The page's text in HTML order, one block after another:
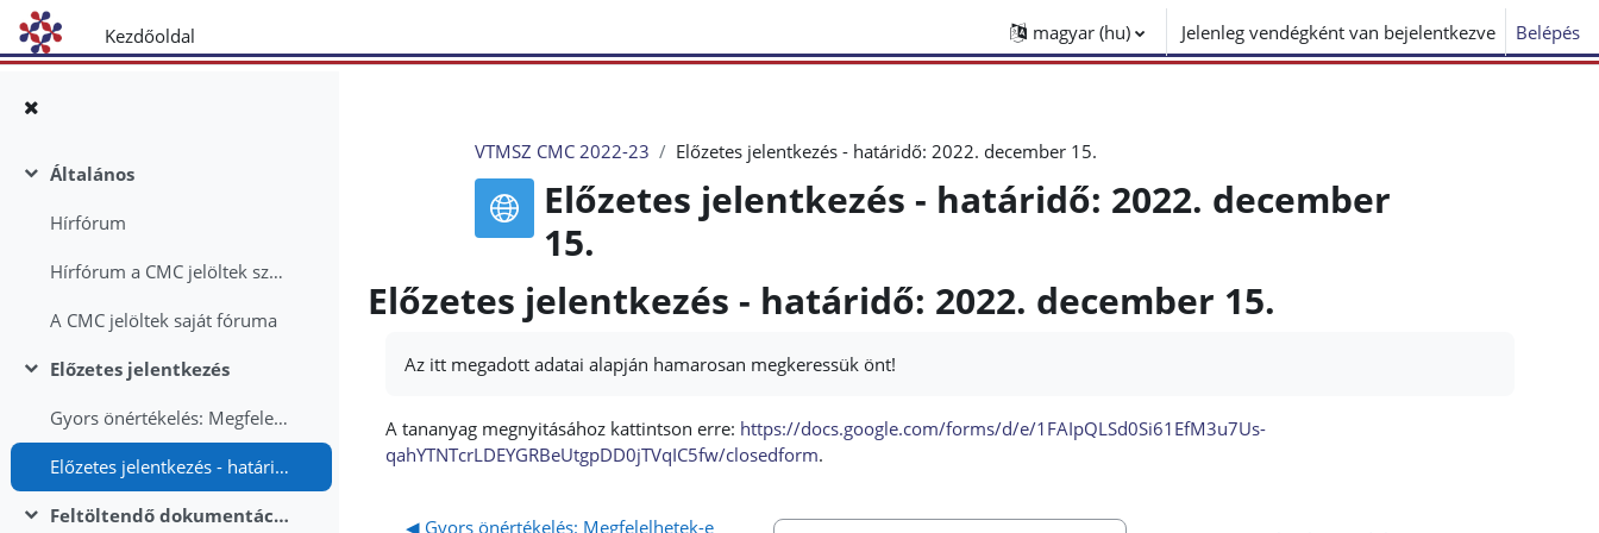
Tovább a fő tartalomhoz
Kezdőoldal
magyar ‎(hu)‎ Jelenleg vendégként van bejelentkezve Belépés
Összeejtés
Általános
Hírfórum
Hírfórum a CMC jelöltek számára
A CMC jelöltek saját fóruma
Összeejtés
Előzetes jelentkezés
Gyors önértékelés: Megfelelhetek-e a követelményeknek?
Előzetes jelentkezés - határidő: 2022. december 15.
Összeejtés Feltöltendő dokumentációk - ezt a felületet csak akkor tudja használni, ha már kapott egyedi felhasználó azonosítót és jelszót!
VTMSZ CMC 2022-23 Előzetes jelentkezés - határidő: 2022. december 15.
Előzetes jelentkezés - határidő: 2022. december
15.
Előzetes jelentkezés - határidő: 2022. december 15.
Az itt megadott adatai alapján hamarosan megkeressük önt!
A tananyag megnyitásához kattintson erre: https://docs.google.com/forms/d/e/1FAIpQLSd0Si61EfM3u7Us-
qahYTNTcrLDEYGRBeUtgpDD0jTVqIC5fw/closedform.
◀︎ Gyors önértékelés: Megfelelhetek-e